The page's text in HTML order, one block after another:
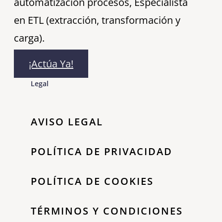
en ETL (extracción, transformación y
carga).
¡Actúa Ya!
Legal
AVISO LEGAL
POLÍTICA DE PRIVACIDAD
POLÍTICA DE COOKIES
TÉRMINOS Y CONDICIONES